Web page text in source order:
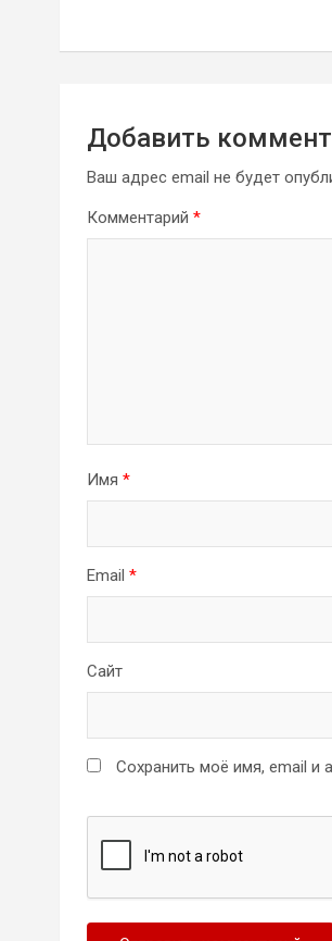
записям
Добавить
Ваш адрес email не будет
Комментарий *
Имя *
Email *
Сайт
Сохранить моё имя, email и